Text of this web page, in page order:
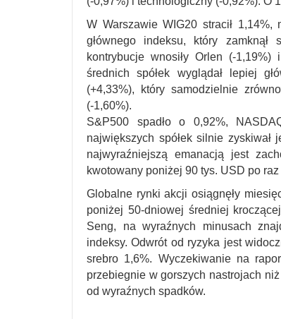
W Warszawie WIG20 stracił
głównego indeksu, który
kontrybucje wnosiły Orlen (-
średnich spółek wyglądał lepiej
(+4,33%), który samodzielnie
(-1,60%).
S&P500 spadło o 0,92%,
największych spółek silnie
najwyraźniejszą emanacją jest
kwotowany poniżej 90 tys. USD po
Globalne rynki akcji osiągnęły
poniżej 50-dniowej średniej
Seng, na wyraźnych minusach
indeksy. Odwrót od ryzyka jest
srebro 1,6%. Wyczekiwanie na
przebiegnie w gorszych nastrojach
od wyraźnych spadków.